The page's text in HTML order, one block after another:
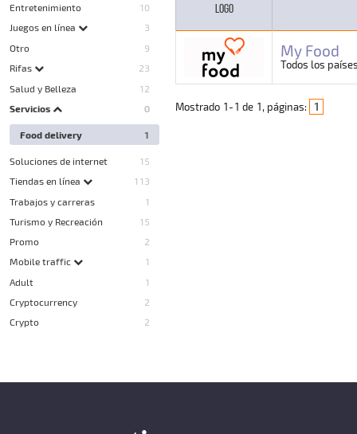
Entretenimiento
10
Juegos en línea
3
Otro
9
Rifas
23
Salud y Belleza
12
Servicios
0
Food delivery 1
Soluciones de internet
15
Tiendas en línea
113
Trabajos y carreras
1
Turismo y Recreación
15
Promo
2
Mobile traffic
1
Adult
1
Cryptocurrency
2
Crypto
2
LOGO
My Food
Todos los
Mostrado 1-1 de 1, páginas: 1